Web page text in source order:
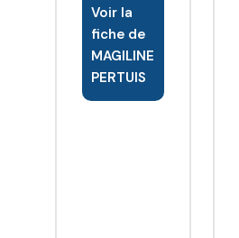
Voir la
fiche de
MAGILINE
PERTUIS